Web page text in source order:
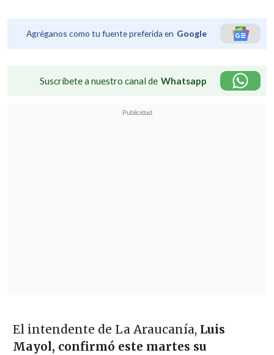
Agréganos como tu fuente preferida en Google
Suscríbete a nuestro canal de Whatsapp
El intendente de La Araucanía, Luis
Mayol, confirmó este martes su